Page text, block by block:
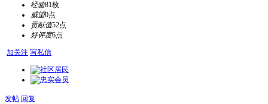
经验81枚
威望0点
贡献值52点
好评度6点
加关注 写私信
发帖 回复